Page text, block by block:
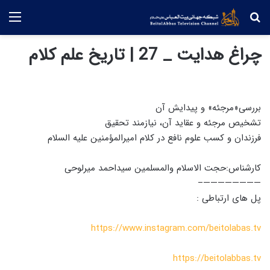
جستجو
چراغ هدایت _ 27 | تاریخ علم کلام
بررسی«مرجئه» و پیدایش آن
تشخیص مرجئه و عقاید آن، نیازمند تحقیق
فرزندان و کسب علوم نافع در کلام امیرالمؤمنین علیه السلام
کارشناس:حجت الاسلام والمسلمین سیداحمد میرلوحی
————————–
پل های ارتباطی :
https://www.instagram.com/beitolabas.tv
https://beitolabbas.tv